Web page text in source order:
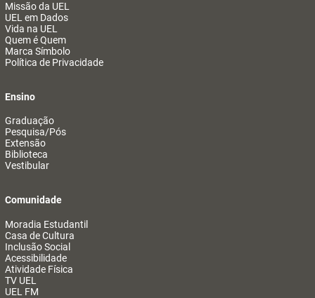
Missão da UEL
UEL em Dados
Vida na UEL
Quem é Quem
Marca Símbolo
Política de Privacidade
Ensino
Graduação
Pesquisa/Pós
Extensão
Biblioteca
Vestibular
Comunidade
Moradia Estudantil
Casa de Cultura
Inclusão Social
Acessibilidade
Atividade Física
TV UEL
UEL FM